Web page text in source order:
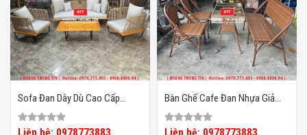
Sofa Đan Dây Dù Cao Cấp
HTT03
Bàn Ghế Cafe Đan Nhựa Giả
Mây HTT-013